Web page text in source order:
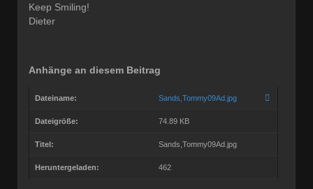
Keep Smiling!
Dieter
Anhänge an diesem Beitrag
Dateiname: Sands,Tommy09Ad.jpg
Dateigröße: 74.89 KB
Titel: Sands,Tommy09Ad.jpg
Heruntergeladen: 462